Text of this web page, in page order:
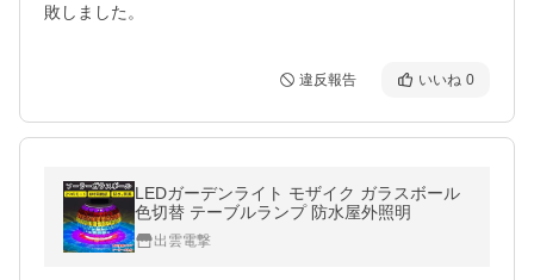
違反報告 いいね 0
LEDガーデンライト モザイク ガラスボール
色切替 テーブルランプ 防水屋外照明
出雲電撃